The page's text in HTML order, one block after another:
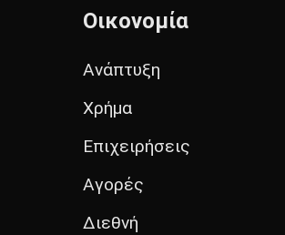
Οικονομία
Ανάπτυξη
Χρήμα
Επιχειρήσεις
Αγορές
Διεθνή